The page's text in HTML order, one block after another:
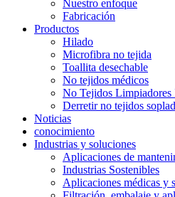
Nuestro enfoque
Fabricación
Productos
Hilado
Microfibra no tejida
Toallita desechable
No tejidos médicos
No Tejidos Limpiadores
Derretir no tejidos
Noticias
conocimiento
Industrias y soluciones
Aplicaciones de
Industrias Sostenibles
Aplicaciones médicas y